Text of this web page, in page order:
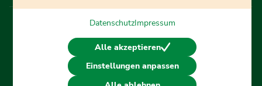
Vertrag widerrufen
© 2026 Ausbildungspark Verlag. Alle Rechte vorbehalten.
DatenschutzImpressum
Alle akzeptieren
Einstellungen anpassen